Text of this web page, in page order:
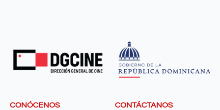
CONÓCENOS CONTÁCTANOS